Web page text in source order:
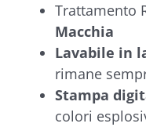
Trattamento
Macchia
Lavabile in
rimane
Stampa
colori